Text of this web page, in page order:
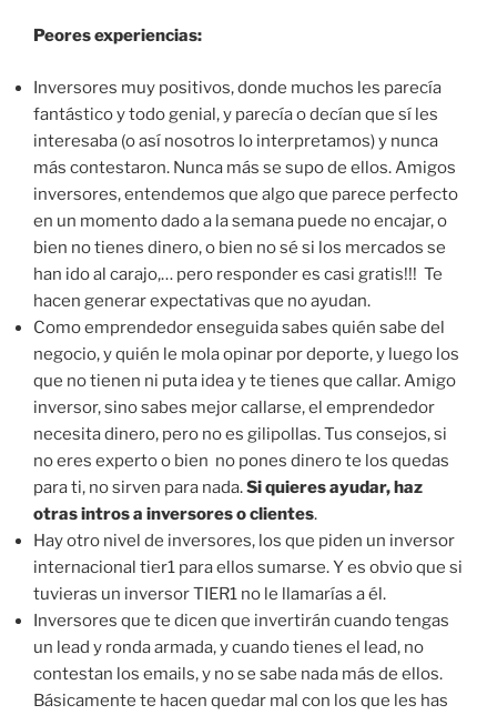
Peores experiencias:
Inversores muy positivos, donde muchos les parecía
fantástico y todo genial, y parecía o decían que sí les
interesaba (o así nosotros lo interpretamos) y nunca
más contestaron. Nunca más se supo de ellos. Amigos
inversores, entendemos que algo que parece perfecto
en un momento dado a la semana puede no encajar, o
bien no tienes dinero, o bien no sé si los mercados se
han ido al carajo,… pero responder es casi gratis!!! Te
hacen generar expectativas que no ayudan.
Como emprendedor enseguida sabes quién sabe del
negocio, y quién le mola opinar por deporte, y luego los
que no tienen ni puta idea y te tienes que callar. Amigo
inversor, sino sabes mejor callarse, el emprendedor
necesita dinero, pero no es gilipollas. Tus consejos, si
no eres experto o bien no pones dinero te los quedas
para ti, no sirven para nada.Si quieres ayudar, haz
otras intros a inversores o clientes.
Hay otro nivel de inversores, los que piden un inversor
internacional tier1 para ellos sumarse. Y es obvio que si
tuvieras un inversor TIER1 no le llamarías a él.
Inversores que te dicen que invertirán cuando tengas
un lead y ronda armada, y cuando tienes el lead, no
contestan los emails, y no se sabe nada más de ellos.
Básicamente te hacen quedar mal con los que les has